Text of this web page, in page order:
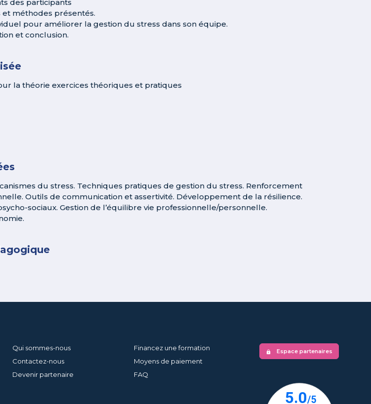
des participants
méthodes présentés.
pour améliorer la gestion du stress dans son équipe.
et conclusion.
la théorie exercices théoriques et pratiques
du stress. Techniques pratiques de gestion du stress. Renforcement
Outils de communication et assertivité. Développement de la résilience.
sociaux. Gestion de l’équilibre vie professionnelle/personnelle.
Qui sommes-nous
Contactez-nous
Devenir partenaire
Financez une formation
Moyens de paiement
FAQ
lock Espace partenaires